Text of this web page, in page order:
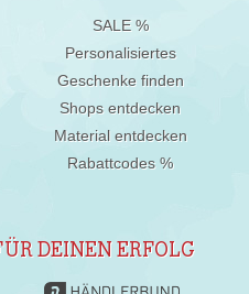
SALE %
Personalisiertes
Geschenke finden
Shops entdecken
Material entdecken
Rabattcodes %
DEINEN ERFOLG